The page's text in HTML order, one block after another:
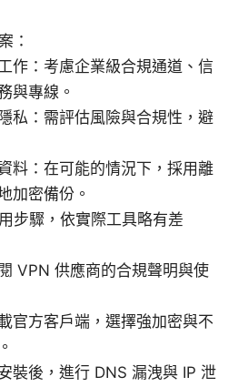
：
作：考慮企業級合規通道、信
與專線。
私：需評估風險與合規性，避
料：在可能的情況下，採用離
加密備份。
步驟，依實際工具略有差
VPN 供應商的合規聲明與使
官方客戶端，選擇強加密與不
裝後，進行 DNS 漏洩與 IP 泄